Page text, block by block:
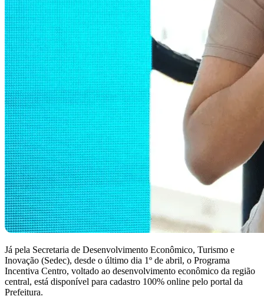
Já pela Secretaria de Desenvolvimento Econômico, Turismo e
Inovação (Sedec), desde o último dia 1º de abril, o Programa
Incentiva Centro, voltado ao desenvolvimento econômico da região
central, está disponível para cadastro 100% online pelo portal da
Prefeitura.